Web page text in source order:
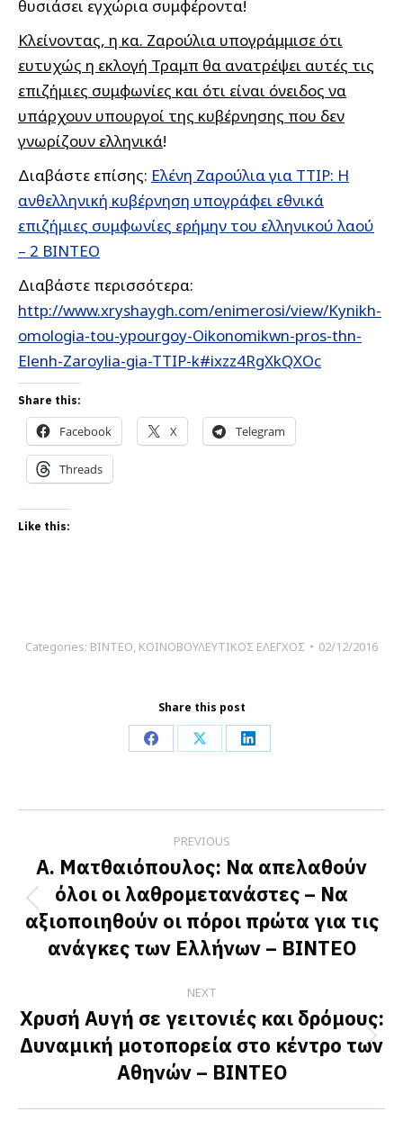
θυσιάσει εγχώρια συμφέροντα!
Κλείνοντας, η κα. Ζαρούλια υπογράμμισε ότι
ευτυχώς η εκλογή Τραμπ θα ανατρέψει αυτές τις
επιζήμιες συμφωνίες και ότι είναι όνειδος να
υπάρχουν υπουργοί της κυβέρνησης που δεν
γνωρίζουν ελληνικά!
Διαβάστε επίσης: Ελένη Ζαρούλια για TTIP: Η
ανθελληνική κυβέρνηση υπογράφει εθνικά
επιζήμιες συμφωνίες ερήμην του ελληνικού λαού
– 2 ΒΙΝΤΕΟ
Διαβάστε περισσότερα:
http://www.xryshaygh.com/enimerosi/view/Kynikh-
omologia-tou-ypourgoy-Oikonomikwn-pros-thn-
Elenh-Zaroylia-gia-TTIP-k#ixzz4RgXkQXOc
Share this:
Facebook X Telegram
Threads
Like this:
Categories: ΒΙΝΤΕΟ, ΚΟΙΝΟΒΟΥΛΕΥΤΙΚΟΣ ΕΛΕΓΧΟΣ 02/12/2016
Share this post
Share
Facebook
Share
X
Share
LinkedIn
navigation
PREVIOUS
Previous
post:
Α. Ματθαιόπουλος: Να απελαθούν
όλοι οι λαθρομετανάστες – Να
αξιοποιηθούν οι πόροι πρώτα για τις
ανάγκες των Ελλήνων – BINTEO
NEXT
Next
post:
Χρυσή Αυγή σε γειτονιές και δρόμους:
Δυναμική μοτοπορεία στο κέντρο των
Αθηνών – ΒΙΝΤΕΟ